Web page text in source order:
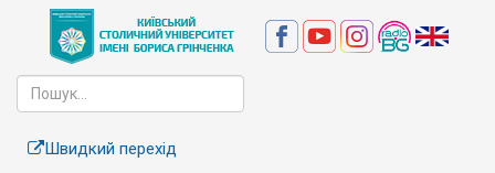
Швидкий перехід